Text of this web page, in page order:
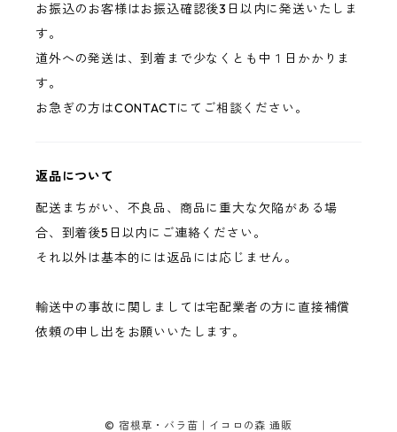
お振込のお客様はお振込確認後3日以内に発送いたしま
す。
道外への発送は、到着まで少なくとも中１日かかりま
す。
お急ぎの方はCONTACTにてご相談ください。
返品について
配送まちがい、不良品、商品に重大な欠陥がある場
合、到着後5日以内にご連絡ください。
それ以外は基本的には返品には応じません。
輸送中の事故に関しましては宅配業者の方に直接補償
依頼の申し出をお願いいたします。
© 宿根草・バラ苗｜イコロの森 通販